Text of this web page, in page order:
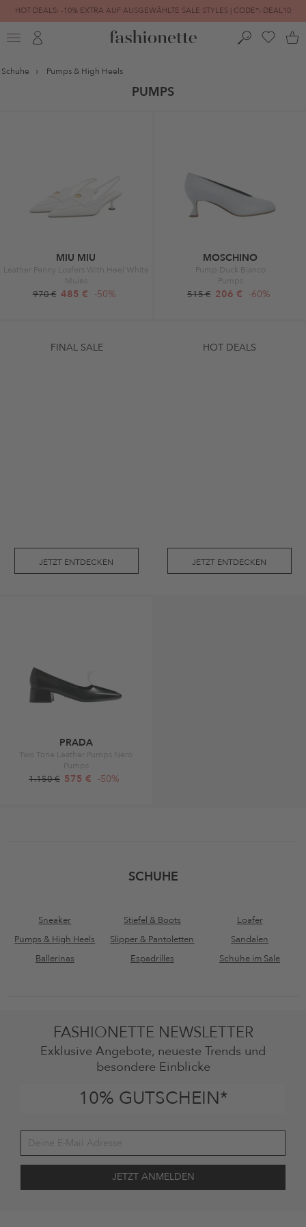
HOT DEALS: -10% EXTRA AUF AUSGEWÄHLTE SALE STYLES | CODE*: DEAL10
FINAL SALE | BIS ZU -80% REDUZIERT
Schuhe Pumps & High Heels
PUMPS
MIU MIU
Leather Penny Loafers With Heel White
Mules
970 € 485 € -50%
MOSCHINO
Pump Duck Bianco
Pumps
515 € 206 € -60%
FINAL SALE
JETZT ENTDECKEN
HOT DEALS
JETZT ENTDECKEN
PRADA
Two Tone Leather Pumps Nero
Pumps
1.150 € 575 € -50%
SCHUHE
Sneaker Stiefel & Boots
Loafer
Pumps & High Heels
Slipper & Pantoletten
Sandalen
Ballerinas
Espadrilles Schuhe im Sale
FASHIONETTE NEWSLETTER
Exklusive Angebote, neueste Trends und
besondere Einblicke
10% GUTSCHEIN*